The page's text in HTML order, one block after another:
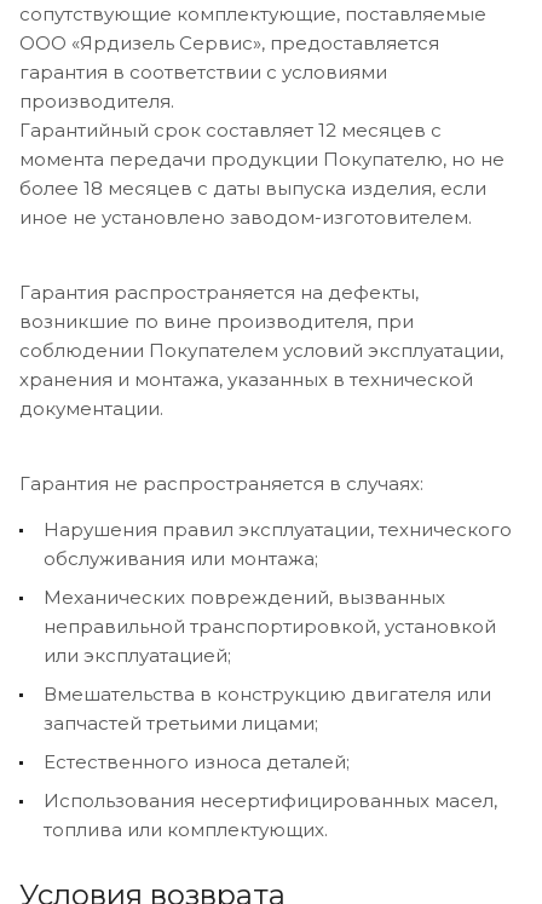
сопутствующие комплектующие, поставляемые
ООО «Ярдизель Сервис», предоставляется
гарантия в соответствии с условиями
производителя.
Гарантийный срок составляет 12 месяцев с
момента передачи продукции Покупателю, но не
более 18 месяцев с даты выпуска изделия, если
иное не установлено заводом-изготовителем.
Гарантия распространяется на дефекты,
возникшие по вине производителя, при
соблюдении Покупателем условий эксплуатации,
хранения и монтажа, указанных в технической
документации.
Гарантия не распространяется в случаях:
Нарушения правил эксплуатации, технического
обслуживания или монтажа;
Механических повреждений, вызванных
неправильной транспортировкой, установкой
или эксплуатацией;
Вмешательства в конструкцию двигателя или
запчастей третьими лицами;
Естественного износа деталей;
Использования несертифицированных масел,
топлива или комплектующих.
Условия возврата